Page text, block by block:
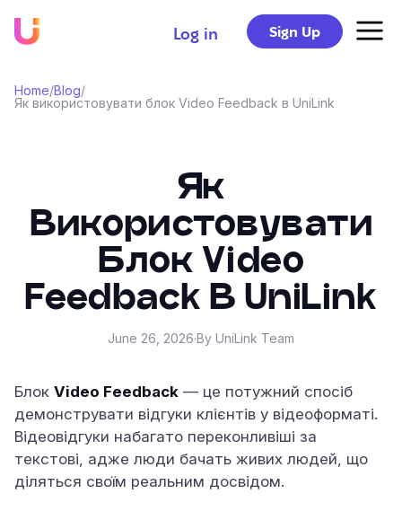
Log in Sign Up
Home/Blog/
Як використовувати блок Video Feedback в UniLink
Як
Використовувати
Блок Video
Feedback В UniLink
June 26, 2026·By UniLink Team
Блок Video Feedback — це потужний спосіб
демонструвати відгуки клієнтів у відеоформаті.
Відеовідгуки набагато переконливіші за
текстові, адже люди бачать живих людей, що
діляться своїм реальним досвідом.